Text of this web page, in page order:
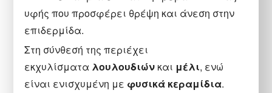
υφής που προσφέρει θρέψη και άνεση στην
επιδερμίδα.
Στη σύνθεσή της περιέχει
εκχυλίσματα λουλουδιών και μέλι, ενώ
είναι ενισχυμένη με φυσικά κεραμίδια.